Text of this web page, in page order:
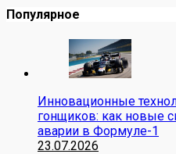
Популярное
Инновационные
гонщиков: как новые
аварии в Формуле-1
23.07.2026